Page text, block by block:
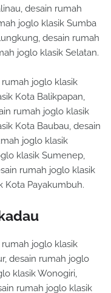
desain rumah
joglo klasik Sumba
desain rumah
joglo klasik Selatan.
rumah joglo klasik
Kota Balikpapan,
rumah joglo klasik
Kota Baubau, desain
joglo klasik
klasik Sumenep,
rumah joglo klasik
Kota Payakumbuh.
rumah joglo klasik
desain rumah joglo
klasik Wonogiri,
rumah joglo klasik